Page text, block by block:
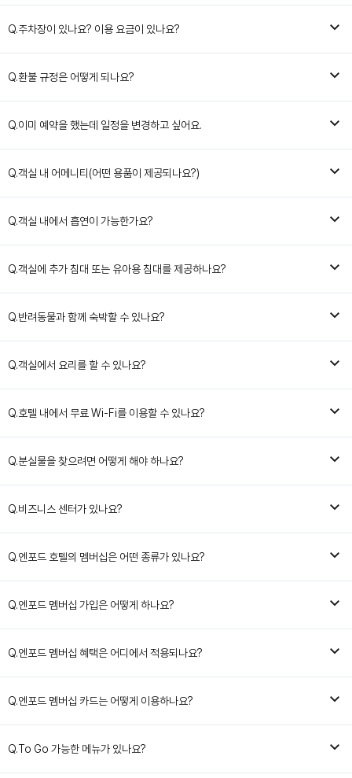
Q.주차장이 있나요? 이용 요금이 있나요?
Q.환불 규정은 어떻게 되나요?
Q.이미 예약을 했는데 일정을 변경하고 싶어요.
Q.객실 내 어메니티(어떤 용품이 제공되나요?)
Q.객실 내에서 흡연이 가능한가요?
Q.객실에 추가 침대 또는 유아용 침대를 제공하나요?
Q.반려동물과 함께 숙박할 수 있나요?
Q.객실에서 요리를 할 수 있나요?
Q.호텔 내에서 무료 Wi-Fi를 이용할 수 있나요?
Q.분실물을 찾으려면 어떻게 해야 하나요?
Q.비즈니스 센터가 있나요?
Q.엔포드 호텔의 멤버십은 어떤 종류가 있나요?
Q.엔포드 멤버십 가입은 어떻게 하나요?
Q.엔포드 멤버십 혜택은 어디에서 적용되나요?
Q.엔포드 멤버십 카드는 어떻게 이용하나요?
Q.To Go 가능한 메뉴가 있나요?